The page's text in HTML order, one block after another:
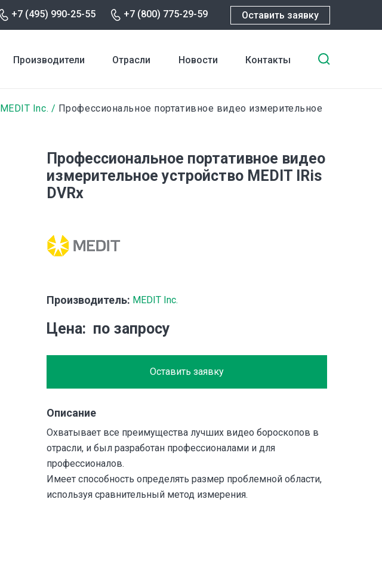
+7 (495) 990-25-55 +7 (800) 775-29-59 Оставить заявку
Производители Отрасли Новости Контакты
MEDIT Inc.
Профессиональное портативное видео измерительное
Профессиональное портативное видео
измерительное устройство MEDIT IRis
DVRx
Производитель: MEDIT Inc.
Цена по запросу
Оставить заявку
Описание
Охватывает все преимущества лучших видео бороскопов в
отрасли, и был разработан профессионалами и для
профессионалов.
Имеет способность определять размер проблемной области,
используя сравнительный метод измерения.